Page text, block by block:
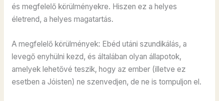
és megfelelő körülményekre. Hiszen ez a helyes
életrend, a helyes magatartás.
A megfelelő körülmények: Ebéd utáni szundikálás, a
levegő enyhülni kezd, és általában olyan állapotok,
amelyek lehetővé teszik, hogy az ember (illetve ez
esetben a Jóisten) ne szenvedjen, de ne is tompuljon el.